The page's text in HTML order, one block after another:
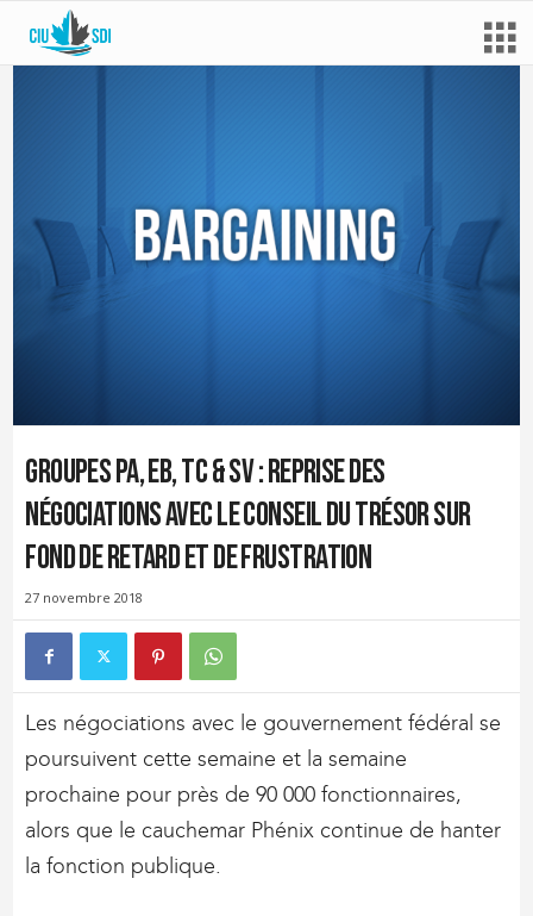
Groupes PA, EB, TC & SV : reprise des
négociations avec le Conseil du Trésor sur
fond de retard et de frustration
27 novembre 2018
Les négociations avec le gouvernement fédéral se
poursuivent cette semaine et la semaine
prochaine pour près de 90 000 fonctionnaires,
alors que le cauchemar Phénix continue de hanter
la fonction publique.